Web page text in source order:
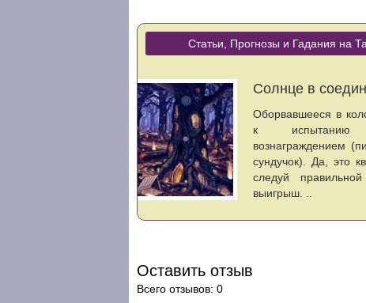
Статьи, Прогнозы и Гадания на
Оставить отзыв
Всего отзывов: 0